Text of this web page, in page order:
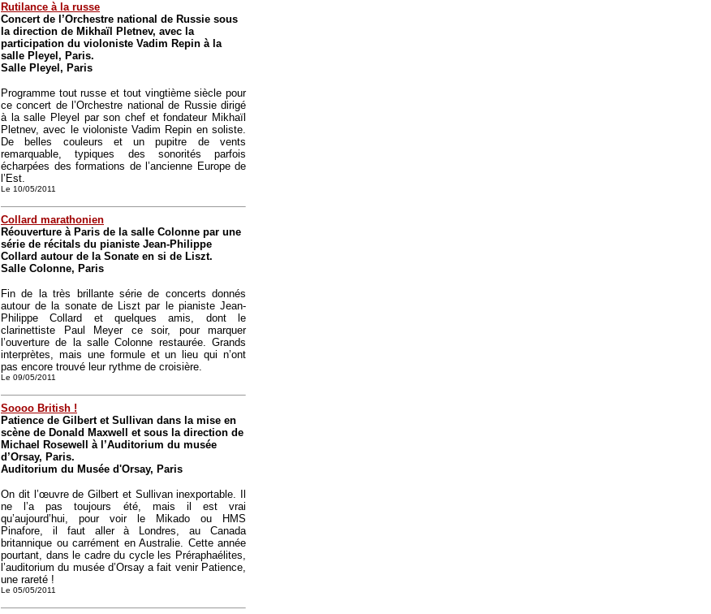
Rutilance à la russe
Concert de l’Orchestre national de Russie sous
la direction de Mikhaïl Pletnev, avec la
participation du violoniste Vadim Repin à la
salle Pleyel, Paris.
Salle Pleyel, Paris
Programme tout russe et tout vingtième siècle pour
ce concert de l’Orchestre national de Russie dirigé
à la salle Pleyel par son chef et fondateur Mikhaïl
Pletnev, avec le violoniste Vadim Repin en soliste.
De belles couleurs et un pupitre de vents
remarquable, typiques des sonorités parfois
écharpées des formations de l’ancienne Europe de
l’Est.
Le 10/05/2011
Collard marathonien
Réouverture à Paris de la salle Colonne par une
série de récitals du pianiste Jean-Philippe
Collard autour de la Sonate en si de Liszt.
Salle Colonne, Paris
Fin de la très brillante série de concerts donnés
autour de la sonate de Liszt par le pianiste Jean-
Philippe Collard et quelques amis, dont le
clarinettiste Paul Meyer ce soir, pour marquer
l’ouverture de la salle Colonne restaurée. Grands
interprètes, mais une formule et un lieu qui n’ont
pas encore trouvé leur rythme de croisière.
Le 09/05/2011
Soooo British !
Patience de Gilbert et Sullivan dans la mise en
scène de Donald Maxwell et sous la direction de
Michael Rosewell à l’Auditorium du musée
d’Orsay, Paris.
Auditorium du Musée d'Orsay, Paris
On dit l’œuvre de Gilbert et Sullivan inexportable. Il
ne l’a pas toujours été, mais il est vrai
qu’aujourd’hui, pour voir le Mikado ou HMS
Pinafore, il faut aller à Londres, au Canada
britannique ou carrément en Australie. Cette année
pourtant, dans le cadre du cycle les Préraphaélites,
l’auditorium du musée d’Orsay a fait venir Patience,
une rareté !
Le 05/05/2011